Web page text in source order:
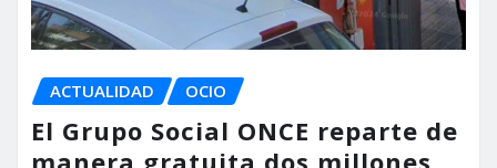
ACTUALIDAD OCIO
El Grupo Social ONCE reparte de